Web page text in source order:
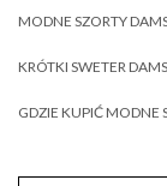
MODNE SZORTY
KRÓTKI SWETER
GDZIE KUPIĆ MODNE